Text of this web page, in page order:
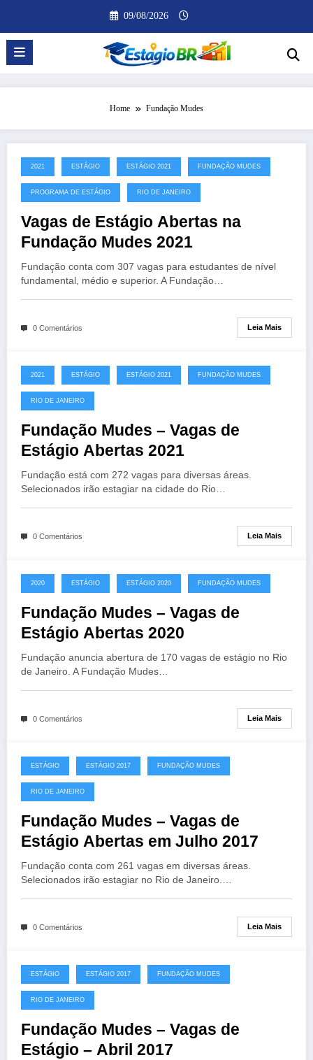
o
conteúdo
09/08/2026
Home Fundação Mudes
2021 ESTÁGIO ESTÁGIO 2021 FUNDAÇÃO MUDES
PROGRAMA DE ESTÁGIO RIO DE JANEIRO
Vagas de Estágio Abertas na
Fundação Mudes 2021
Fundação conta com 307 vagas para estudantes de nível
fundamental, médio e superior. A Fundação…
0 Comentários Leia Mais
2021 ESTÁGIO ESTÁGIO 2021 FUNDAÇÃO MUDES
RIO DE JANEIRO
Fundação Mudes – Vagas de
Estágio Abertas 2021
Fundação está com 272 vagas para diversas áreas.
Selecionados irão estagiar na cidade do Rio…
0 Comentários Leia Mais
2020 ESTÁGIO ESTÁGIO 2020 FUNDAÇÃO MUDES
Fundação Mudes – Vagas de
Estágio Abertas 2020
Fundação anuncia abertura de 170 vagas de estágio no Rio
de Janeiro. A Fundação Mudes…
0 Comentários Leia Mais
ESTÁGIO ESTÁGIO 2017 FUNDAÇÃO MUDES
RIO DE JANEIRO
Fundação Mudes – Vagas de
Estágio Abertas em Julho 2017
Fundação conta com 261 vagas em diversas áreas.
Selecionados irão estagiar no Rio de Janeiro.…
0 Comentários Leia Mais
ESTÁGIO ESTÁGIO 2017 FUNDAÇÃO MUDES
RIO DE JANEIRO
Fundação Mudes – Vagas de
Estágio – Abril 2017